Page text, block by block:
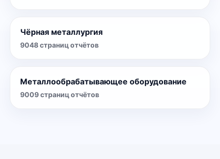
Чёрная металлургия
9048страниц отчётов
Металлообрабатывающее оборудование
9009страниц отчётов